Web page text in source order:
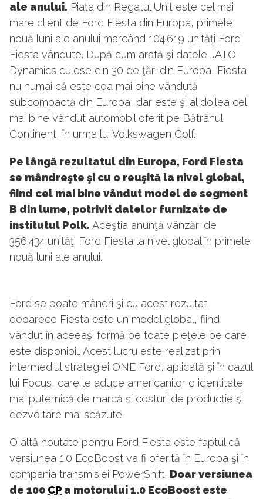
ale anului. Piaţa din Regatul Unit este cel mai
mare client de Ford Fiesta din Europa, primele
nouă luni ale anului marcând 104.619 unităţi Ford
Fiesta vândute. După cum arată şi datele JATO
Dynamics culese din 30 de ţări din Europa, Fiesta
nu numai că este cea mai bine vândută
subcompactă din Europa, dar este şi al doilea cel
mai bine vândut automobil oferit pe Bătrânul
Continent, în urma lui Volkswagen Golf.
Pe lângă rezultatul din Europa, Ford Fiesta
se mândreşte şi cu o reuşită la nivel global,
fiind cel mai bine vândut model de segment
B din lume, potrivit datelor furnizate de
institutul Polk. Aceştia anunţă vânzări de
356.434 unităţi Ford Fiesta la nivel global în primele
nouă luni ale anului.
Ford se poate mândri şi cu acest rezultat
deoarece Fiesta este un model global, fiind
vândut în aceeaşi formă pe toate pieţele pe care
este disponibil. Acest lucru este realizat prin
intermediul strategiei ONE Ford, aplicată şi în cazul
lui Focus, care le aduce americanilor o identitate
mai puternică de marcă şi costuri de producţie şi
dezvoltare mai scăzute.
O altă noutate pentru Ford Fiesta este faptul că
versiunea 1.0 EcoBoost va fi oferită în Europa şi în
compania transmisiei PowerShift. Doar versiunea
de 100 CP a motorului 1.0 EcoBoost este